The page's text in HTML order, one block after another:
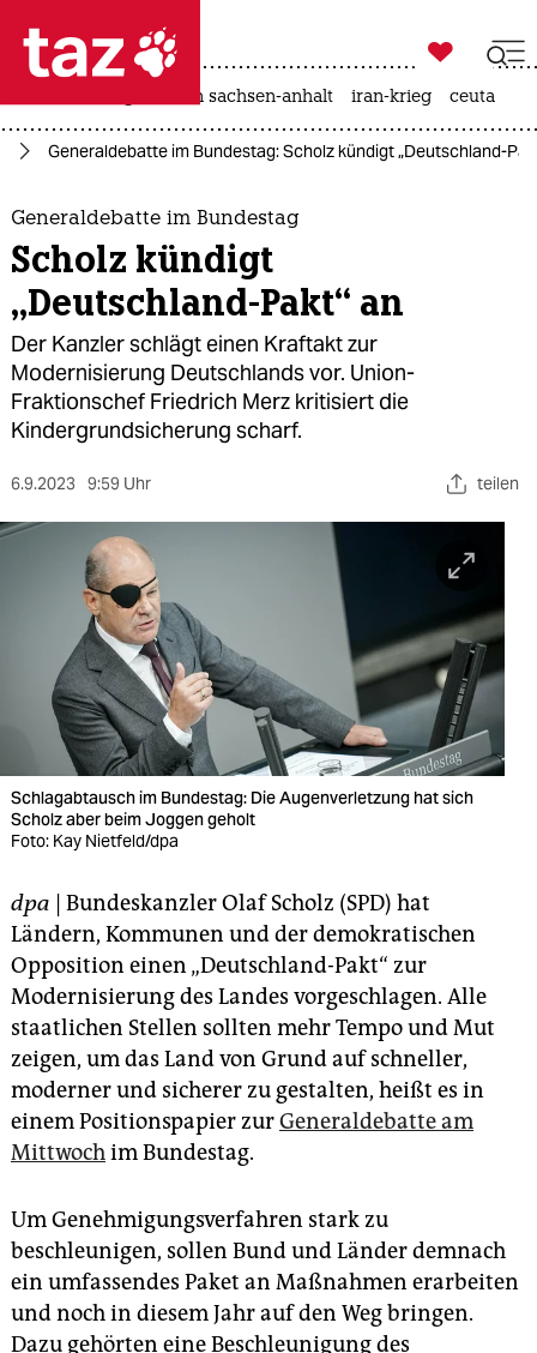
 taz zahl ich
taz zahl ich
themen
politik
öko
gesellschaft
kultur
sport
berlin
wahrheit
verlag
verlag
veranstaltungen
shop
fragen & hilfe
unterstützen
abo
genossenschaft
epaper login

taz zahl ich
landtagswahl in sachsen-anhalt iran-krieg ceuta
Generaldebatte im Bundestag: Scholz kündigt „Deutschland-
Generaldebatte im Bundestag
Scholz kündigt
„Deutschland-Pakt“ an
Der Kanzler schlägt einen Kraftakt zur
Modernisierung Deutschlands vor. Union-
Fraktionschef Friedrich Merz kritisiert die
Kindergrundsicherung scharf.
6.9.2023 9:59 Uhr teilen
Schlagabtausch im Bundestag: Die Augenverletzung hat sich
Scholz aber beim Joggen geholt
Foto: Kay Nietfeld/dpa
dpa | Bundeskanzler Olaf Scholz (SPD) hat
Ländern, Kommunen und der demokratischen
Opposition einen „Deutschland-Pakt“ zur
Modernisierung des Landes vorgeschlagen. Alle
staatlichen Stellen sollten mehr Tempo und Mut
zeigen, um das Land von Grund auf schneller,
moderner und sicherer zu gestalten, heißt es in
einem Positionspapier zurGeneraldebatte am
Mittwochim Bundestag.
Um Genehmigungsverfahren stark zu
beschleunigen, sollen Bund und Länder demnach
ein umfassendes Paket an Maßnahmen erarbeiten
und noch in diesem Jahr auf den Weg bringen.
Dazu gehörten eine Beschleunigung des